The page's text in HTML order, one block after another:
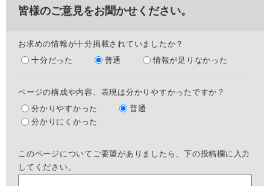
皆様のご意見をお聞かせください。
お求めの情報が十分掲載されていましたか？
十分だった
普通 情報が足りなかった
ページの構成や内容、表現は分かりやすかったですか？
分かりやすかった
普通
分かりにくかった
このページについてご要望がありましたら、下の投稿欄に入力
してください。